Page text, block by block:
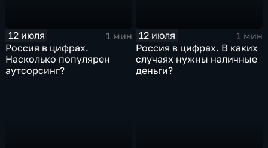
12 июля
1 мин
Россия в цифрах.
Насколько популярен
аутсорсинг?
12 июля
1 мин
Россия в цифрах. В каких
случаях нужны наличные
деньги?